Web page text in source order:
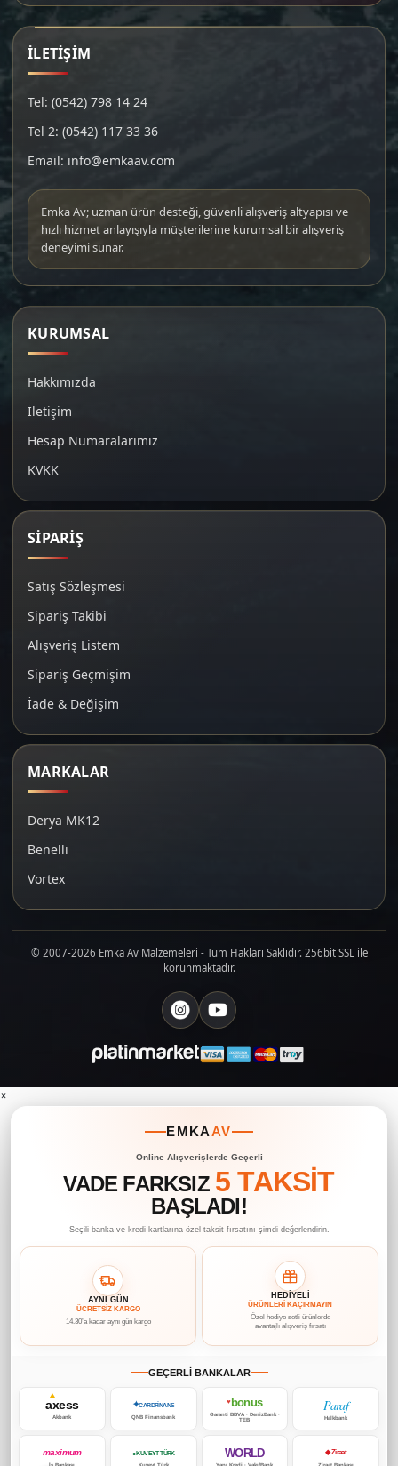
İLETİŞİM
Tel: (0542) 798 14 24
Tel 2: (0542) 117 33 36
Email: info@emkaav.com
Emka Av; uzman ürün desteği, güvenli alışveriş altyapısı ve
hızlı hizmet anlayışıyla müşterilerine kurumsal bir alışveriş
deneyimi sunar.
KURUMSAL
Hakkımızda
İletişim
Hesap Numaralarımız
KVKK
SİPARİŞ
Satış Sözleşmesi
Sipariş Takibi
Alışveriş Listem
Sipariş Geçmişim
İade & Değişim
MARKALAR
Derya MK12
Benelli
Vortex
© 2007-2026 Emka Av Malzemeleri - Tüm Hakları Saklıdır. 256bit SSL ile
korunmaktadır.
×
EMKAAV
Online Alışverişlerde Geçerli
VADE FARKSIZ 5 TAKSİT
BAŞLADI!
Seçili banka ve kredi kartlarına özel taksit fırsatını şimdi değerlendirin.
AYNI GÜN
ÜCRETSİZ KARGO
14.30’a kadar aynı gün kargo
HEDİYELİ
ÜRÜNLERİ KAÇIRMAYIN
Özel hediye setli ürünlerde
avantajlı alışveriş fırsatı
GEÇERLİ BANKALAR
axess
Akbank
✦CARDFİNANS
QNB Finansbank
♥bonus
Garanti BBVA · DenizBank ·
TEB
Paraf
Halkbank
maximum ● KUVEYT TÜRK WORLD ◆ Ziraat